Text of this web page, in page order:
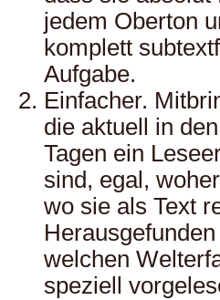
jedem Oberton
komplett
Aufgabe.
Einfacher.
die aktuell in
Tagen ein
sind, egal,
wo sie als Text
welchen
speziell